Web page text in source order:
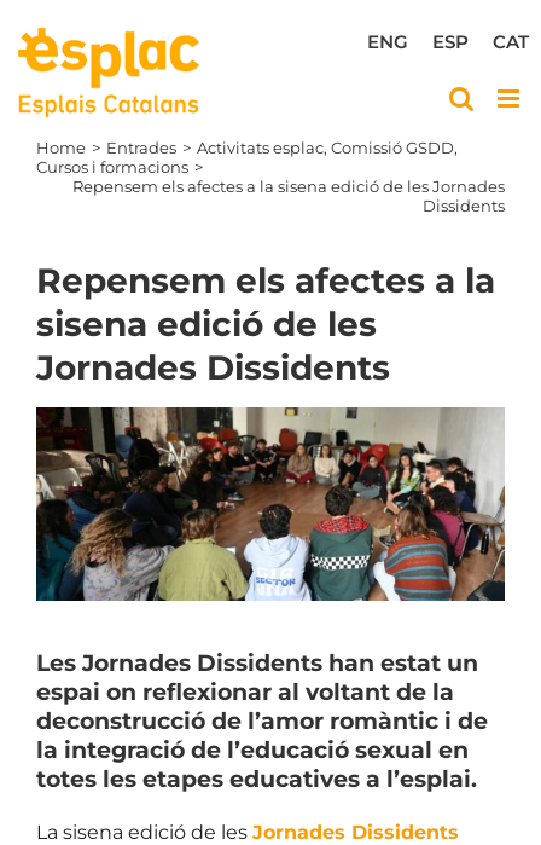
content
CAT
ESP
ENG
Home Entrades Activitats esplac Comissió GSDD
Cursos i formacions
Repensem els afectes a la sisena edició de les Jornades
Dissidents
Repensem els afectes a la
sisena edició de les
Jornades Dissidents
View
Larger
Image
Les Jornades Dissidents han estat un
espai on reflexionar al voltant de la
deconstrucció de l’amor romàntic i de
la integració de l’educació sexual en
totes les etapes educatives a l’esplai.
La sisena edició de les Jornades Dissidents